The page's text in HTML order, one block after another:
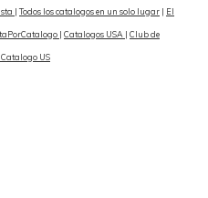
| Todos los catalogos en un solo lugar | El
| Catalogos USA | Club de
Catalogo US